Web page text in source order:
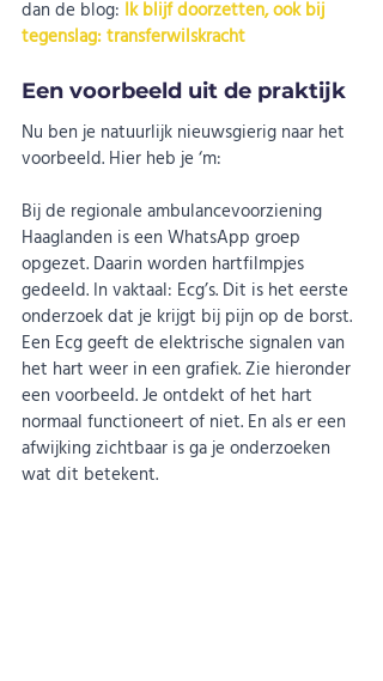
dan de blog: Ik blijf doorzetten, ook bij
tegenslag: transferwilskracht
Een voorbeeld uit de praktijk
Nu ben je natuurlijk nieuwsgierig naar het
voorbeeld. Hier heb je ‘m:
Bij de regionale ambulancevoorziening
Haaglanden is een WhatsApp groep
opgezet. Daarin worden hartfilmpjes
gedeeld. In vaktaal: Ecg’s. Dit is het eerste
onderzoek dat je krijgt bij pijn op de borst.
Een Ecg geeft de elektrische signalen van
het hart weer in een grafiek. Zie hieronder
een voorbeeld. Je ontdekt of het hart
normaal functioneert of niet. En als er een
afwijking zichtbaar is ga je onderzoeken
wat dit betekent.